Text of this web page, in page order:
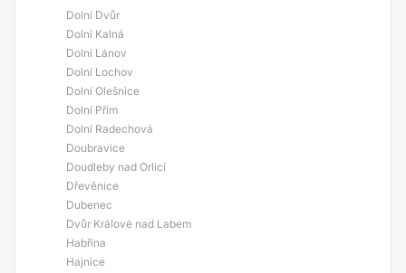
Dolní Dvůr
Dolní Kalná
Dolní Lánov
Dolní Lochov
Dolní Olešnice
Dolní Přím
Dolní Radechová
Doubravice
Doudleby nad Orlicí
Dřevěnice
Dubenec
Dvůr Králové nad Labem
Habřina
Hajnice